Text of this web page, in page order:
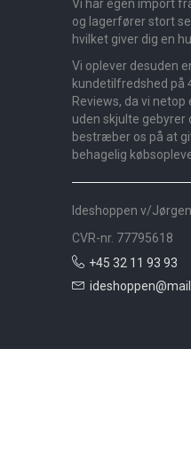
Vi har egen import
og lagerfører stort
hvilket giver dig en
Vi oplever desuden
kundetilfredshed
Reviews, da vi
uden skjulte gebyrer
bestræber os på at
behagelig
Ideshoppen v/
CVR-nr. 77795618
+45 32 11 93 93